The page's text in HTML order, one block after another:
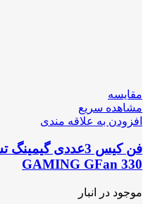
مقایسه
مشاهده سریع
افزودن به علاقه مندی
GAMING GFan 330
موجود در انبار